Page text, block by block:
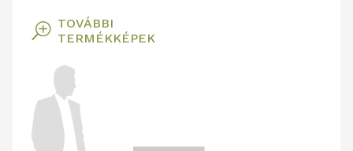
T TOVÁBBI
TERMÉKKÉPEK